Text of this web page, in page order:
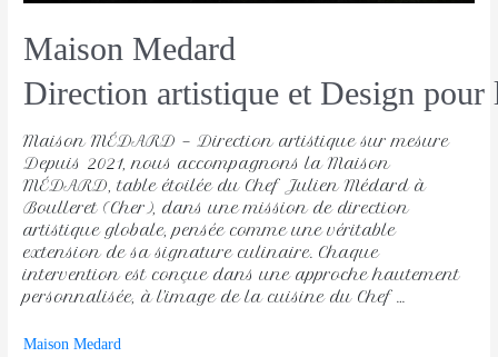
Maison Medard
Direction artistique et Design
Maison MÉDARD — Direction artistique sur mesure
Depuis 2021, nous accompagnons la Maison
MÉDARD, table étoilée du Chef Julien Médard à
Boulleret (Cher), dans une mission de direction
artistique globale, pensée comme une véritable
extension de sa signature culinaire. Chaque
intervention est conçue dans une approche hautement
personnalisée, à l’image de la cuisine du Chef …
Maison Medard